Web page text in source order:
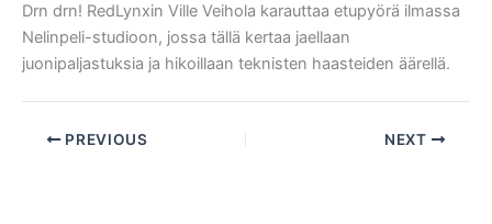
Drn drn! RedLynxin Ville Veihola karauttaa etupyörä ilmassa
Nelinpeli-studioon, jossa tällä kertaa jaellaan
juonipaljastuksia ja hikoillaan teknisten haasteiden äärellä.
PREVIOUS NEXT